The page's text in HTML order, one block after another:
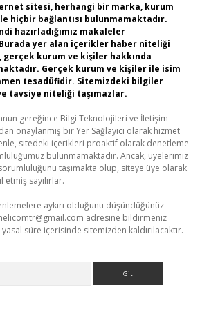
sitesi, herhangi bir marka, kurum
hiçbir bağlantısı bulunmamaktadır.
hazırladığımız makaleler
yer alan içerikler haber niteliği
gerçek kurum ve kişiler hakkında
Gerçek kurum ve kişiler ile isim
tesadüfidir. Sitemizdeki bilgiler
tavsiye niteliği taşımazlar.
gereğince Bilgi Teknolojileri ve İletişim
onaylanmış bir Yer Sağlayıcı olarak hizmet
sitedeki içerikleri proaktif olarak denetleme
bulunmamaktadır. Ancak, üyelerimiz
taşımakta olup, siteye üye olarak
sayılırlar.
aykırı olduğunu düşündüğünüz
adresine bildirmeniz
süre içerisinde sitemizden kaldırılacaktır.